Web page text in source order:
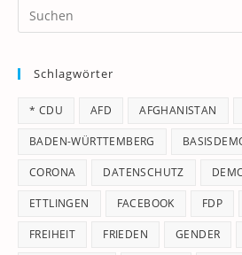
Schlagwörter
* CDU AFD AFGHANISTAN
BADEN-WÜRTTEMBERG
CORONA DATENSCHUTZ
ETTLINGEN FACEBOOK FDP
FREIHEIT FRIEDEN GENDER